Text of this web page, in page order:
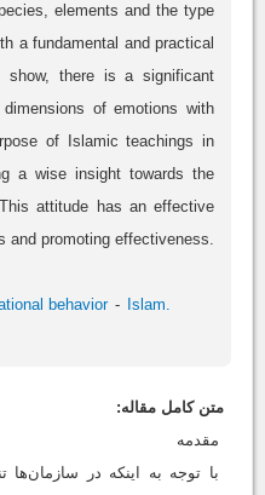
elements and the type
a fundamental and practical
show, there is a significant
of emotions with
of Islamic teachings in
a wise insight towards the
attitude has an effective
and promoting effectiveness.
behavior
Islam.
متن کامل مقاله:
مقدمه
با توجه به اینکه در سازمان‌ها